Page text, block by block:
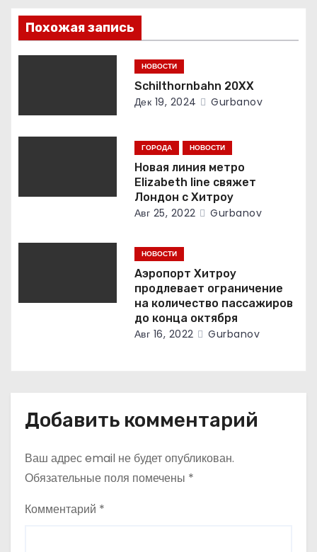
з
а
с
м
Похожая запись
НОВОСТИ
Schilthornbahn 20XX
Дек 19, 2024 Gurbanov
ГОРОДА НОВОСТИ
Новая линия метро
Elizabeth line свяжет
Лондон с Хитроу
Авг 25, 2022 Gurbanov
НОВОСТИ
Аэропорт Хитроу
продлевает ограничение
на количество пассажиров
до конца октября
Авг 16, 2022 Gurbanov
Добавить комментарий
Ваш адрес email не будет опубликован.
Обязательные поля помечены *
Комментарий *